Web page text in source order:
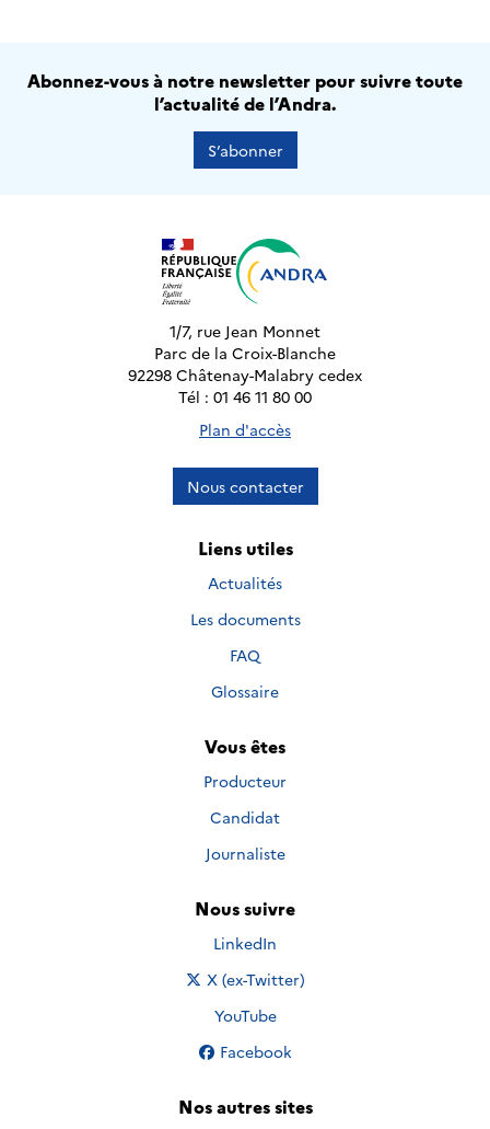
Abonnez-vous à notre newsletter pour suivre toute
l’actualité de l’Andra.
S’abonner
1/7, rue Jean Monnet
Parc de la Croix-Blanche
92298 Châtenay-Malabry cedex
Tél : 01 46 11 80 00
Plan d'accès
Nous contacter
Liens utiles
Actualités
Les documents
FAQ
Glossaire
Vous êtes
Producteur
Candidat
Journaliste
Nous suivre
Nous suivre sur
LinkedIn
Nous suivre sur
X (ex-Twitter)
Nous suivre sur
YouTube
Nous suivre sur
Facebook
Nos autres sites